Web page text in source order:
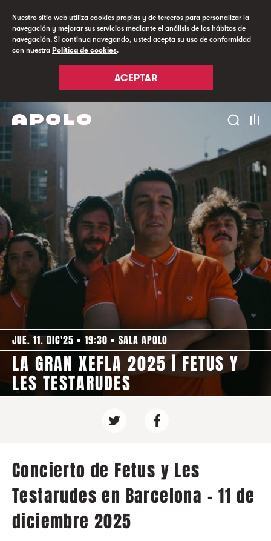
Nuestro sitio web utiliza cookies propias y de terceros para personalizar la
navegación y mejorar sus servicios mediante el análisis de los hábitos de
navegación. Si continua navegando, usted acepta su uso de conformidad
con nuestra Política de cookies.
ACEPTAR
JUE. 11. DIC'25 19:30 SALA APOLO
LA GRAN XEFLA 2025 | FETUS Y
LES TESTARUDES
Concierto de Fetus y Les
Testarudes en Barcelona - 11 de
diciembre 2025